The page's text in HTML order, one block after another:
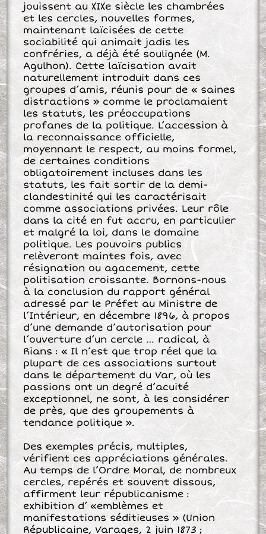
jouissent au XIXe siècle les chambrées
et les cercles, nouvelles formes,
maintenant laïcisées de cette
sociabilité qui animait jadis les
confréries, a déjà été soulignée (M.
Agulhon). Cette laïcisation avait
naturellement introduit dans ces
groupes d’amis, réunis pour de « saines
distractions » comme le proclamaient
les statuts, les préoccupations
profanes de la politique. L’accession à
la reconnaissance officielle,
moyennant le respect, au moins formel,
de certaines conditions
obligatoirement incluses dans les
statuts, les fait sortir de la demi-
clandestinité qui les caractérisait
comme associations privées. Leur rôle
dans la cité en fut accru, en particulier
et malgré la loi, dans le domaine
politique. Les pouvoirs publics
relèveront maintes fois, avec
résignation ou agacement, cette
politisation croissante. Bornons-nous
à la conclusion du rapport général
adressé par le Préfet au Ministre de
l’Intérieur, en décembre 1896, à propos
d’une demande d’autorisation pour
l’ouverture d’un cercle … radical, à
Rians : « Il n’est que trop réel que la
plupart de ces associations surtout
dans le département du Var, où les
passions ont un degré d’acuité
exceptionnel, ne sont, à les considérer
de près, que des groupements à
tendance politique ».
Des exemples précis, multiples,
vérifient ces appréciations générales.
Au temps de l’Ordre Moral, de nombreux
cercles, repérés et souvent dissous,
affirment leur républicanisme :
exhibition d’ «emblèmes et
manifestations séditieuses » (Union
Républicaine, Varages, 2 juin 1873 ;